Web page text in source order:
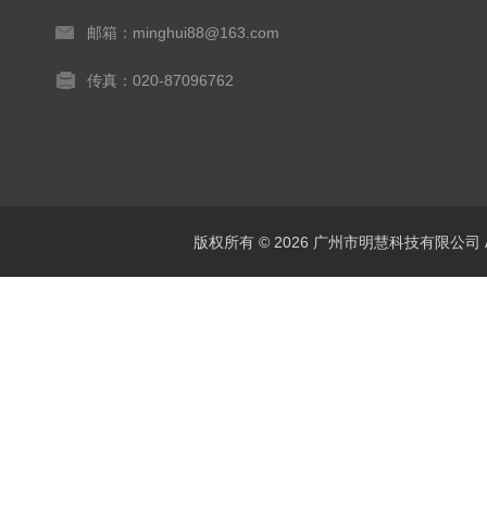
邮箱：minghui88@163.com
传真：020-87096762
版权所有 © 2026 广州市明慧科技有限